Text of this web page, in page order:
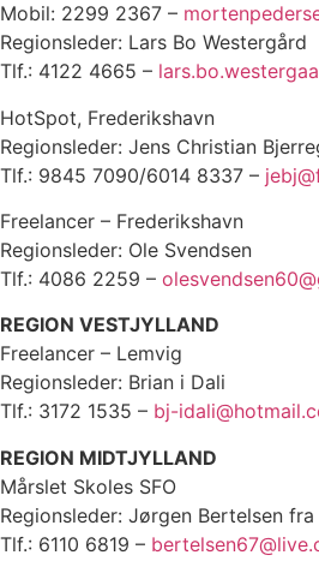
Mobil: 2299 2367 –
Regionsleder: Lars Bo Westergård
Tlf.: 4122 4665 –
HotSpot, Frederikshavn
Regionsleder: Jens Christian
Tlf.: 9845 7090/6014 8337 –
Freelancer – Frederikshavn
Regionsleder: Ole Svendsen
Tlf.: 4086 2259 –
REGION VESTJYLLAND
Freelancer – Lemvig
Regionsleder: Brian i Dali
Tlf.: 3172 1535 – bj-
REGION MIDTJYLLAND
Mårslet Skoles SFO
Regionsleder: Jørgen Bertelsen fra
Tlf.: 6110 6819 –